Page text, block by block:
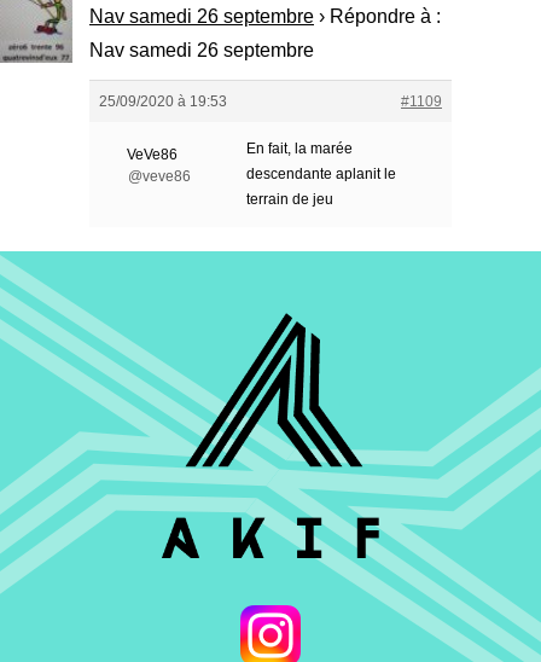
Nav samedi 26 septembre › Répondre à :
Nav samedi 26 septembre
25/09/2020 à 19:53 #1109
VeVe86
@veve86
En fait, la marée
descendante aplanit le
terrain de jeu